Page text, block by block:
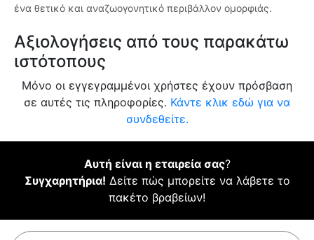
ένα θετικό και αναζωογονητικό περιβάλλον ομορφιάς.
Αξιολογήσεις από τους παρακάτω
ιστότοπους
Μόνο οι εγγεγραμμένοι χρήστες έχουν πρόσβαση
σε αυτές τις πληροφορίες. Κάντε κλικ εδώ για να
συνδεθείτε.
Αυτή είναι η εταιρεία σας?
Συγχαρητήρια! Δείτε πώς μπορείτε να λάβετε το
πακέτο βραβείων!